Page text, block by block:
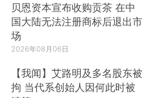
贝恩资本宣布收购贡茶 在中
国大陆无法注册商标后退出市
场
2026年08月06日
【我闻】艾路明及多名股东被
拘 当代系创始人因何此时被